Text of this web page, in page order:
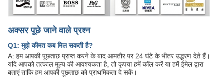
अक्सर पूछे जाने वाले प्रश्न
Q1: मुझे कीमत कब मिल सकती है?
A: हम आपकी पूछताछ प्राप्त करने के बाद आमतौर पर 24 घंटे के भीतर उद्धरण देते हैं।
यदि आपको तत्काल मूल्य की आवश्यकता है, तो कृपया हमें कॉल करें या हमें ईमेल द्वारा
बताएं ताकि हम आपकी पूछताछ को प्राथमिकता दे सकें।